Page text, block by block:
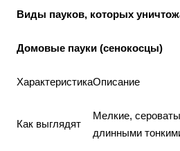
Виды пауков, которых
Домовые пауки (сенокосцы)
ХарактеристикаОписание
Как выглядят
Мелкие,
длинными